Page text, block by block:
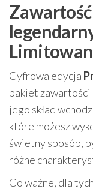
Cyfrowa edycja
pakiet
jego skład
które możesz
świetny sposób,
różne
Co ważne, dla